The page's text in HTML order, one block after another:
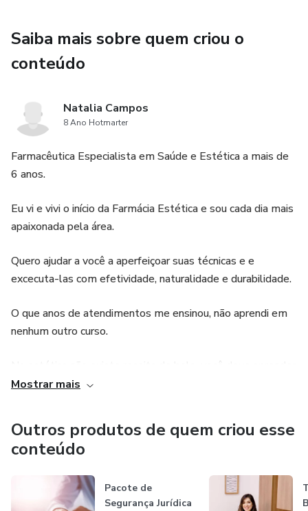
Saiba mais sobre quem criou o
conteúdo
Natalia Campos
8 Ano Hotmarter
Farmacêutica Especialista em Saúde e Estética a mais de
6 anos.
Eu vi e vivi o início da Farmácia Estética e sou cada dia mais
apaixonada pela área.
Quero ajudar a você a aperfeiçoar suas técnicas e e
excecuta-las com efetividade, naturalidade e durabilidade.
O que anos de atendimentos me ensinou, não aprendi em
nenhum outro curso.
a identificar e a diferenciar cada paciente para executar a
Vem comigo ! Vou desmitificar tudo que você já viu sobre
procedimentos estéticos.
Mostrar mais
Outros produtos de quem criou esse
conteúdo
Pacote de
Segurança Jurídica